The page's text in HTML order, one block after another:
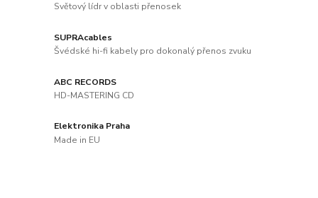
Světový lídr v oblasti přenosek
SUPRAcables
Švédské hi-fi kabely pro dokonalý přenos zvuku
ABC RECORDS
HD-MASTERING CD
Elektronika Praha
Made in EU